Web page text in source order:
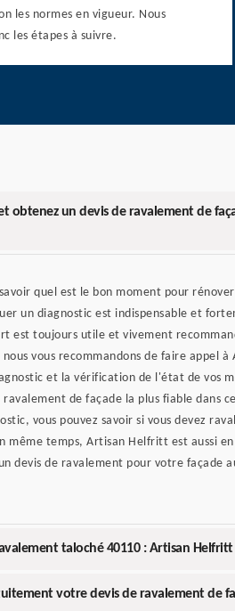
les normes en vigueur. Nous
les étapes à suivre.
obtenez un devis de ravalement de
quel est le bon moment pour
un diagnostic est indispensable et
est toujours utile et vivement
nous vous recommandons de faire appel
et la vérification de l'état de vos
de façade la plus fiable dans
vous pouvez savoir si vous devez
même temps, Artisan Helfritt est aussi
devis de ravalement pour votre façade
taloché 40110 : Artisan Helfritt
votre devis de ravalement de